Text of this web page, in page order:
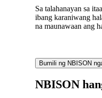
Sa talahanayan sa
ibang karaniwang
na maunawaan ang
Bumili ng NBISON
NBISON